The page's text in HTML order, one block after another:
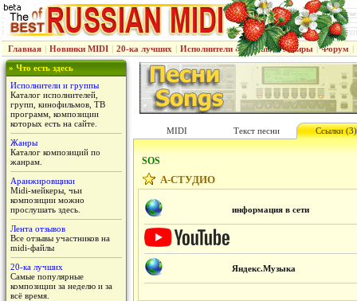
Главная | Новинки MIDI | 20-ка лучших | Исполнители & группы | Жанры | Форум |
» Что есть здесь
Исполнители и группы
Каталог исполнителей,
групп, кинофильмов, ТВ
программ, композиции
которых есть на сайте.
Жанры
Каталог композиций по
жанрам.
Аранжировщики
Midi-мейкеры, чьи
композиции можно
прослушать здесь.
Лента отзывов
Все отзывы участников на
midi-файлы
20-ка лучших
Самые популярные
композиции за неделю и за
всё время.
MIDI Текст песни Ссылки (3)
SOS
А-СТУДИО
информация в сети
Яндекс.Музыка